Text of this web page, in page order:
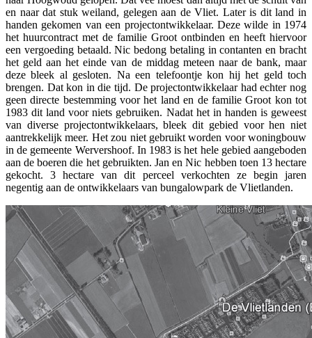
en naar dat stuk weiland, gelegen aan de Vliet. Later is dit land in
handen gekomen van een projectontwikkelaar. Deze wilde in 1974
het huurcontract met de familie Groot ontbinden en heeft hiervoor
een vergoeding betaald. Nic bedong betaling in contanten en bracht
het geld aan het einde van de middag meteen naar de bank, maar
deze bleek al gesloten. Na een telefoontje kon hij het geld toch
brengen. Dat kon in die tijd. De projectontwikkelaar had echter nog
geen directe bestemming voor het land en de familie Groot kon tot
1983 dit land voor niets gebruiken. Nadat het in handen is geweest
van diverse projectontwikkelaars, bleek dit gebied voor hen niet
aantrekkelijk meer. Het zou niet gebruikt worden voor woningbouw
in de gemeente Wervershoof. In 1983 is het hele gebied aangeboden
aan de boeren die het gebruikten. Jan en Nic hebben toen 13 hectare
gekocht. 3 hectare van dit perceel verkochten ze begin jaren
negentig aan de ontwikkelaars van bungalowpark de Vlietlanden.